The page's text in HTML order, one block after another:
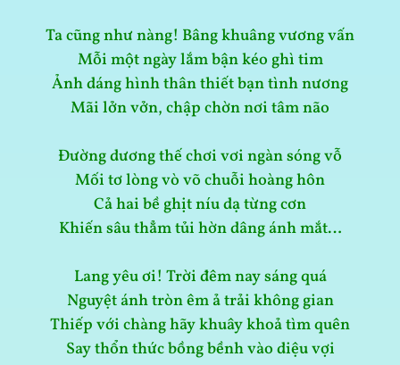
Ta cũng như nàng! Bâng khuâng vương vấn
Mỗi một ngày lắm bận kéo ghì tim
Ảnh dáng hình thân thiết bạn tình nương
Mãi lởn vởn, chập chờn nơi tâm não
Đường dương thế chơi vơi ngàn sóng vỗ
Mối tơ lòng vò võ chuỗi hoàng hôn
Cả hai bề ghịt níu dạ từng cơn
Khiến sâu thẳm tủi hờn dâng ánh mắt…
Lang yêu ơi! Trời đêm nay sáng quá
Nguyệt ánh tròn êm ả trải không gian
Thiếp với chàng hãy khuây khoả tìm quên
Say thổn thức bồng bềnh vào diệu vợi